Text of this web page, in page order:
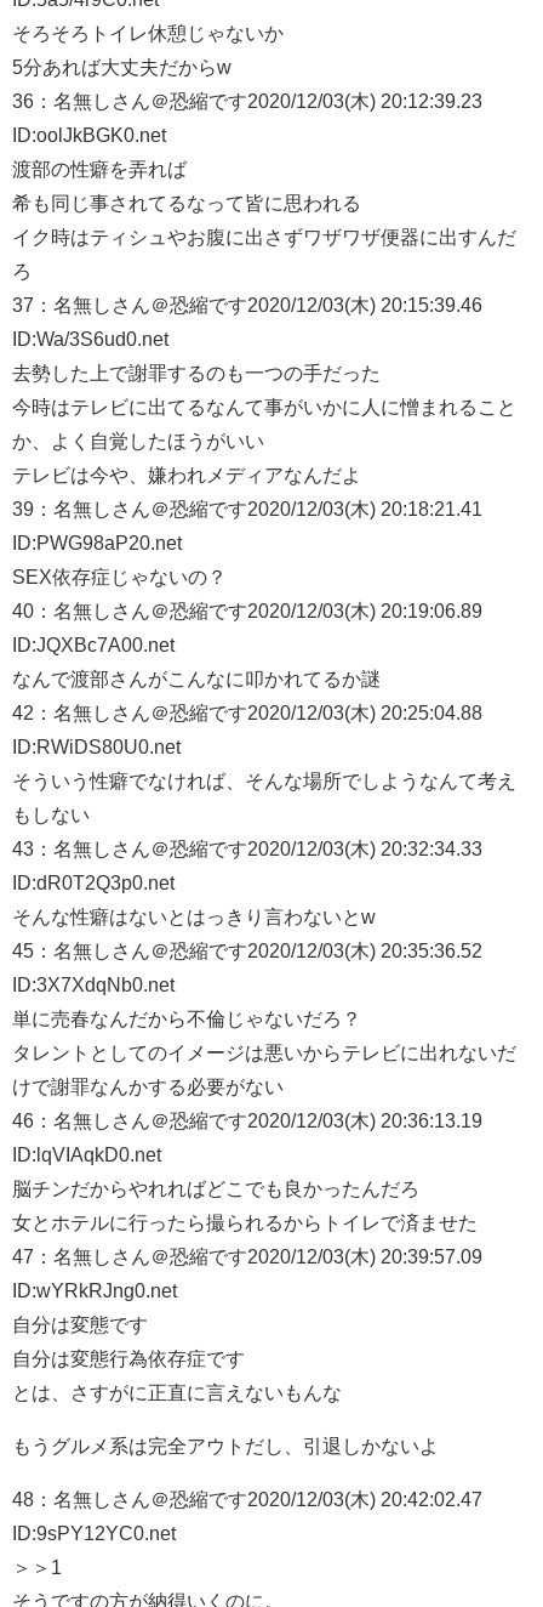
そろそろトイレ休憩じゃないか
5分あれば大丈夫だからw
36： 名無しさん＠恐縮です2020/12/03(木) 20:12:39.23
ID:oolJkBGK0.net
渡部の性癖を弄れば
希も同じ事されてるなって皆に思われる
イク時はティシュやお腹に出さずワザワザ便器に出すんだ
ろ
37： 名無しさん＠恐縮です2020/12/03(木) 20:15:39.46
ID:Wa/3S6ud0.net
去勢した上で謝罪するのも一つの手だった
今時はテレビに出てるなんて事がいかに人に憎まれること
か、よく自覚したほうがいい
テレビは今や、嫌われメディアなんだよ
39： 名無しさん＠恐縮です2020/12/03(木) 20:18:21.41
ID:PWG98aP20.net
SEX依存症じゃないの？
40： 名無しさん＠恐縮です2020/12/03(木) 20:19:06.89
ID:JQXBc7A00.net
なんで渡部さんがこんなに叩かれてるか謎
42： 名無しさん＠恐縮です2020/12/03(木) 20:25:04.88
ID:RWiDS80U0.net
そういう性癖でなければ、そんな場所でしようなんて考え
もしない
43： 名無しさん＠恐縮です2020/12/03(木) 20:32:34.33
ID:dR0T2Q3p0.net
そんな性癖はないとはっきり言わないとw
45： 名無しさん＠恐縮です2020/12/03(木) 20:35:36.52
ID:3X7XdqNb0.net
単に売春なんだから不倫じゃないだろ？
タレントとしてのイメージは悪いからテレビに出れないだ
けで謝罪なんかする必要がない
46： 名無しさん＠恐縮です2020/12/03(木) 20:36:13.19
ID:lqVIAqkD0.net
脳チンだからやれればどこでも良かったんだろ
女とホテルに行ったら撮られるからトイレで済ませた
47： 名無しさん＠恐縮です2020/12/03(木) 20:39:57.09
ID:wYRkRJng0.net
自分は変態です
自分は変態行為依存症です
とは、さすがに正直に言えないもんな
もうグルメ系は完全アウトだし、引退しかないよ
48： 名無しさん＠恐縮です2020/12/03(木) 20:42:02.47
ID:9sPY12YC0.net
＞＞1
そうですの方が納得いくのに。